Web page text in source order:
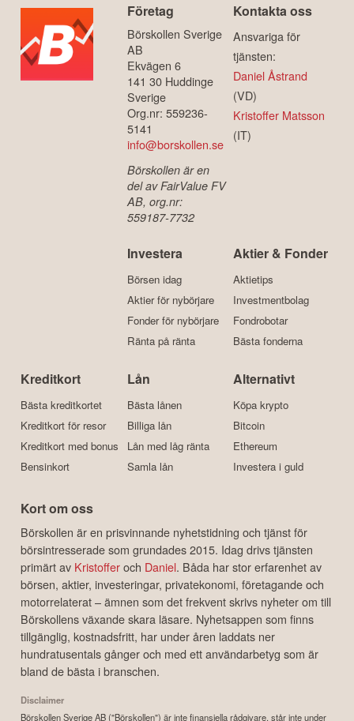
Företag
Börskollen Sverige
AB
Ekvägen 6
141 30 Huddinge
Sverige
Org.nr: 559236-
5141
info@borskollen.se
Börskollen är en
del av FairValue FV
AB, org.nr:
559187-7732
Kontakta oss
Ansvariga för
tjänsten:
Daniel Åstrand
(VD)
Kristoffer Matsson
(IT)
Investera
Börsen idag
Aktier för nybörjare
Fonder för nybörjare
Ränta på ränta
Aktier & Fonder
Aktietips
Investmentbolag
Fondrobotar
Bästa fonderna
Kreditkort
Bästa kreditkortet
Kreditkort för resor
Kreditkort med bonus
Bensinkort
Lån
Bästa lånen
Billiga lån
Lån med låg ränta
Samla lån
Alternativt
Köpa krypto
Bitcoin
Ethereum
Investera i guld
Kort om oss
Börskollen är en prisvinnande nyhetstidning och tjänst för
börsintresserade som grundades 2015. Idag drivs tjänsten
primärt av Kristofferoch Daniel. Båda har stor erfarenhet av
börsen, aktier, investeringar, privatekonomi, företagande och
motorrelaterat – ämnen som det frekvent skrivs nyheter om till
Börskollens växande skara läsare. Nyhetsappen som finns
tillgänglig, kostnadsfritt, har under åren laddats ner
hundratusentals gånger och med ett användarbetyg som är
bland de bästa i branschen.
Disclaimer
Börskollen Sverige AB ("Börskollen") är inte finansiella rådgivare, står inte under